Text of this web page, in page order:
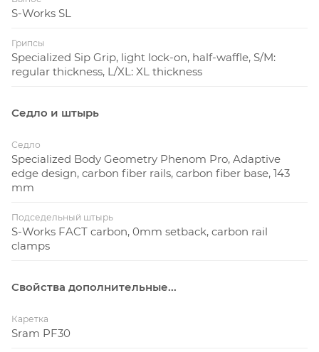
S-Works SL
Грипсы
Specialized Sip Grip, light lock-on, half-waffle, S/M:
regular thickness, L/XL: XL thickness
Седло и штырь
Седло
Specialized Body Geometry Phenom Pro, Adaptive
edge design, carbon fiber rails, carbon fiber base, 143
mm
Подседельный штырь
S-Works FACT carbon, 0mm setback, carbon rail
clamps
Свойства дополнительные...
Каретка
Sram PF30